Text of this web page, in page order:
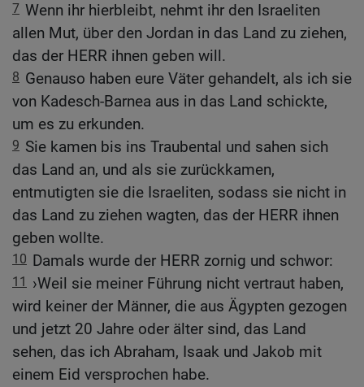
7 Wenn ihr hierbleibt, nehmt ihr den Israeliten
allen Mut, über den Jordan in das Land zu ziehen,
das der HERR ihnen geben will.
8 Genauso haben eure Väter gehandelt, als ich sie
von Kadesch-Barnea aus in das Land schickte,
um es zu erkunden.
9 Sie kamen bis ins Traubental und sahen sich
das Land an, und als sie zurückkamen,
entmutigten sie die Israeliten, sodass sie nicht in
das Land zu ziehen wagten, das der HERR ihnen
geben wollte.
10 Damals wurde der HERR zornig und schwor:
11
›Weil sie meiner Führung nicht vertraut haben,
wird keiner der Männer, die aus Ägypten gezogen
und jetzt 20 Jahre oder älter sind, das Land
sehen, das ich Abraham, Isaak und Jakob mit
einem Eid versprochen habe.